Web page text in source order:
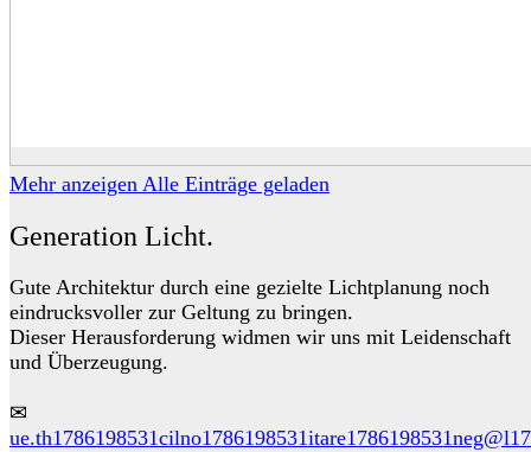
Mehr anzeigen Alle Einträge geladen
Generation Licht.
Gute Architektur durch eine gezielte Lichtplanung noch
eindrucksvoller zur Geltung zu bringen.
Dieser Herausforderung widmen wir uns mit Leidenschaft
und Überzeugung.
✉
ue.th1786198531cilno1786198531itare1786198531neg@l